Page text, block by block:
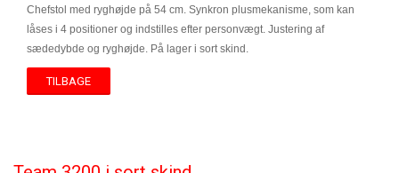
Chefstol med ryghøjde på 54 cm. Synkron plusmekanisme, som kan
låses i 4 positioner og indstilles efter personvægt. Justering af
sædedybde og ryghøjde. På lager i sort skind.
TILBAGE